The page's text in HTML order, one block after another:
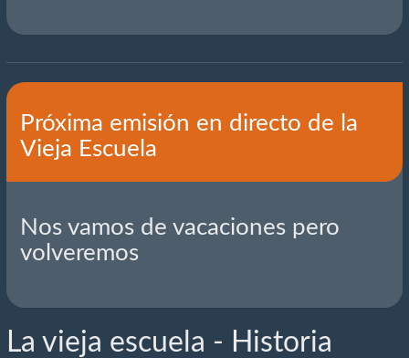
Próxima emisión en directo de la
Vieja Escuela
Nos vamos de vacaciones pero
volveremos
La vieja escuela - Historia